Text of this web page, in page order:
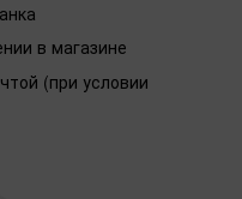
в магазине
(при условии